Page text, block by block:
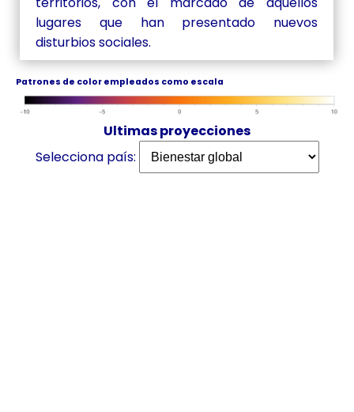
lugares que han presentado nuevos
disturbios sociales.
Patrones de color empleados como escala
Ultimas proyecciones
Selecciona país: